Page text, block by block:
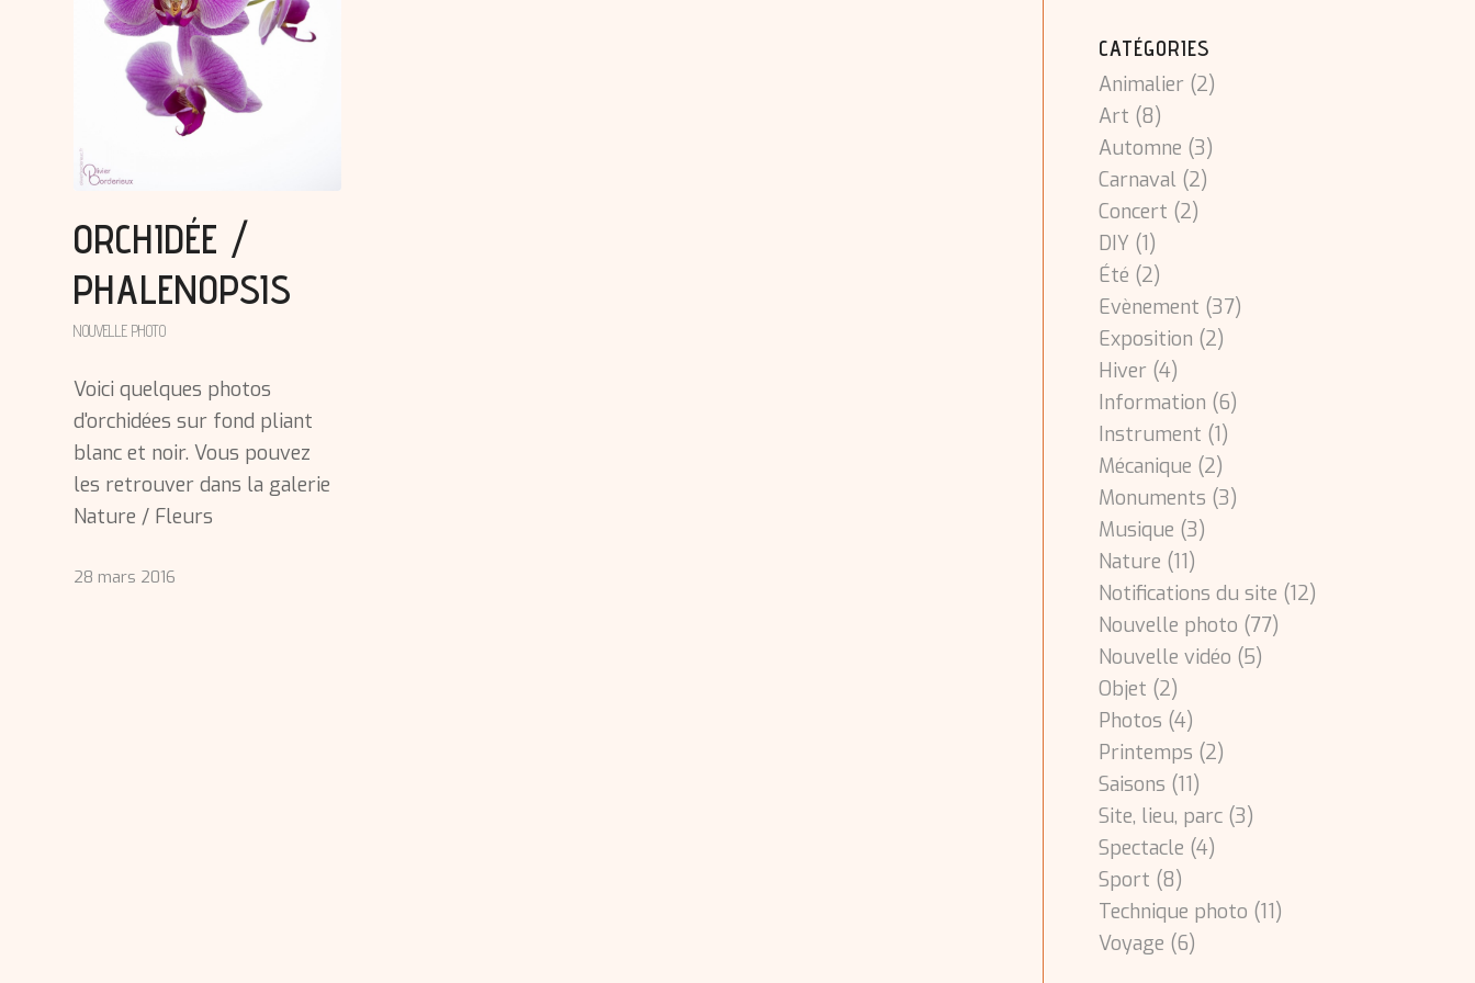
ORCHIDÉE /
PHALENOPSIS
NOUVELLE PHOTO
Voici quelques photos
d'orchidées sur fond pliant
blanc et noir. Vous pouvez
les retrouver dans la galerie
Nature / Fleurs
28 mars 2016
CATÉGORIES
Animalier (2)
Art (8)
Automne (3)
Carnaval (2)
Concert (2)
DIY (1)
Été (2)
Evènement (37)
Exposition (2)
Hiver (4)
Information (6)
Instrument (1)
Mécanique (2)
Monuments (3)
Musique (3)
Nature (11)
Notifications du site (12)
Nouvelle photo (77)
Nouvelle vidéo (5)
Objet (2)
Photos (4)
Printemps (2)
Saisons (11)
Site, lieu, parc (3)
Spectacle (4)
Sport (8)
Technique photo (11)
Voyage (6)